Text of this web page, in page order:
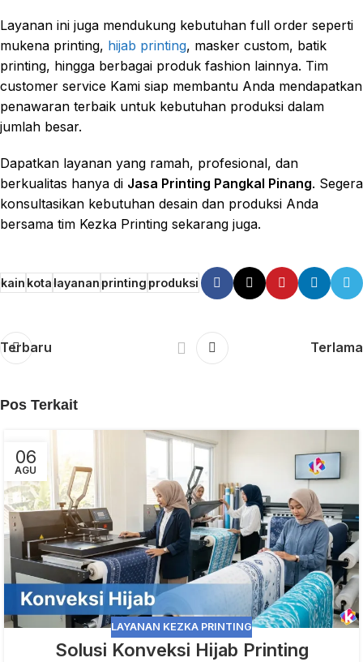
Layanan ini juga mendukung kebutuhan full order seperti
mukena printing, hijab printing, masker custom, batik
printing, hingga berbagai produk fashion lainnya. Tim
customer service Kami siap membantu Anda mendapatkan
penawaran terbaik untuk kebutuhan produksi dalam
jumlah besar.
Dapatkan layanan yang ramah, profesional, dan
berkualitas hanya di Jasa Printing Pangkal Pinang. Segera
konsultasikan kebutuhan desain dan produksi Anda
bersama tim Kezka Printing sekarang juga.
kainkotalayananprintingproduksi
Terbaru Terlama
Pos Terkait
06
AGU
LAYANAN KEZKA PRINTING
Solusi Konveksi Hijab Printing